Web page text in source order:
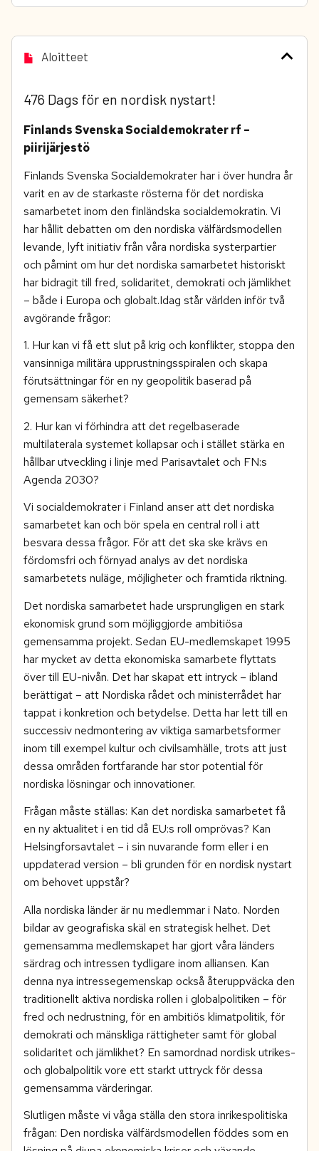
Aloitteet
476 Dags för en nordisk nystart!
Finlands Svenska Socialdemokrater rf –
piirijärjestö
Finlands Svenska Socialdemokrater har i över hundra år
varit en av de starkaste rösterna för det nordiska
samarbetet inom den finländska socialdemokratin. Vi
har hållit debatten om den nordiska välfärdsmodellen
levande, lyft initiativ från våra nordiska systerpartier
och påmint om hur det nordiska samarbetet historiskt
har bidragit till fred, solidaritet, demokrati och jämlikhet
– både i Europa och globalt.Idag står världen inför två
avgörande frågor:
1. Hur kan vi få ett slut på krig och konflikter, stoppa den
vansinniga militära upprustningsspiralen och skapa
förutsättningar för en ny geopolitik baserad på
gemensam säkerhet?
2. Hur kan vi förhindra att det regelbaserade
multilaterala systemet kollapsar och i stället stärka en
hållbar utveckling i linje med Parisavtalet och FN:s
Agenda 2030?
Vi socialdemokrater i Finland anser att det nordiska
samarbetet kan och bör spela en central roll i att
besvara dessa frågor. För att det ska ske krävs en
fördomsfri och förnyad analys av det nordiska
samarbetets nuläge, möjligheter och framtida riktning.
Det nordiska samarbetet hade ursprungligen en stark
ekonomisk grund som möjliggjorde ambitiösa
gemensamma projekt. Sedan EU-medlemskapet 1995
har mycket av detta ekonomiska samarbete flyttats
över till EU-nivån. Det har skapat ett intryck – ibland
berättigat – att Nordiska rådet och ministerrådet har
tappat i konkretion och betydelse. Detta har lett till en
successiv nedmontering av viktiga samarbetsformer
inom till exempel kultur och civilsamhälle, trots att just
dessa områden fortfarande har stor potential för
nordiska lösningar och innovationer.
Frågan måste ställas: Kan det nordiska samarbetet få
en ny aktualitet i en tid då EU:s roll omprövas? Kan
Helsingforsavtalet – i sin nuvarande form eller i en
uppdaterad version – bli grunden för en nordisk nystart
om behovet uppstår?
Alla nordiska länder är nu medlemmar i Nato. Norden
bildar av geografiska skäl en strategisk helhet. Det
gemensamma medlemskapet har gjort våra länders
särdrag och intressen tydligare inom alliansen. Kan
denna nya intressegemenskap också återuppväcka den
traditionellt aktiva nordiska rollen i globalpolitiken – för
fred och nedrustning, för en ambitiös klimatpolitik, för
demokrati och mänskliga rättigheter samt för global
solidaritet och jämlikhet? En samordnad nordisk utrikes-
och globalpolitik vore ett starkt uttryck för dessa
gemensamma värderingar.
Slutligen måste vi våga ställa den stora inrikespolitiska
frågan: Den nordiska välfärdsmodellen föddes som en